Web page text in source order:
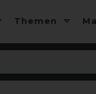
Themen